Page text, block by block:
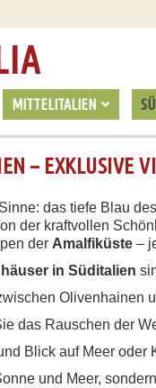
MITTELITALIEN
– EXKLUSIVE
das tiefe Blau
der kraftvollen
der Amalfiküste –
in Süditalien
Olivenhainen
das Rauschen der
Blick auf Meer oder
und Meer,